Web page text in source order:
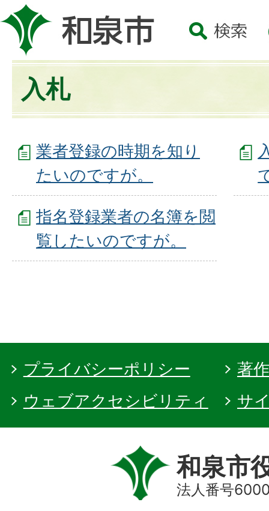
入札
業者登録の時期を知り
たいのですが。
指名登録業者の名簿を閲
覧したいのですが。
プライバシーポリシー
著
ウェブアクセシビリティ
サ
和泉市
法人番号